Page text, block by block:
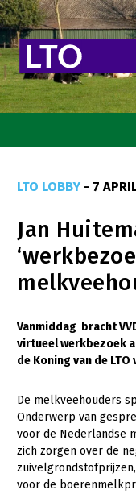
Goed eten
Mooi groen
Sterk
Transitiepaden
Thema’s
Gezonde dieren
Natuur, klimaat
Bodem en water
LTO LOBBY - 7
Jan
Vanmiddag bracht
virtueel werkbezoek
de Koning van de
De melkveehouders
Onderwerp van
voor de Nederlandse
zich zorgen over de
voor de